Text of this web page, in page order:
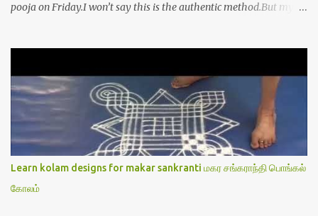
pooja on Friday.I won’t say this is the authentic method.But my
Lakshmi poojai with Thiruvilakku poojai
kolam,Hridayakamalam kolam and thiruvilakku pooja
stotram/slokas along with 108 potri in tamil. i.e Archanai slokam
in Tamil.I have tried my best to explain the pooja procedures.Hope
u will find it helpful.I have attached all the sloka pictures from our
book “ Jayamangala sthothram”. I have also typed the Shodasha
upachara pooja sthothram in Tamil & English. If u want to use
this pictures in your website,please ask our permission.Thanks for
Learn kolam designs for makar sankranti மகர சங்கராந்தி பொங்கல்
கோலம்